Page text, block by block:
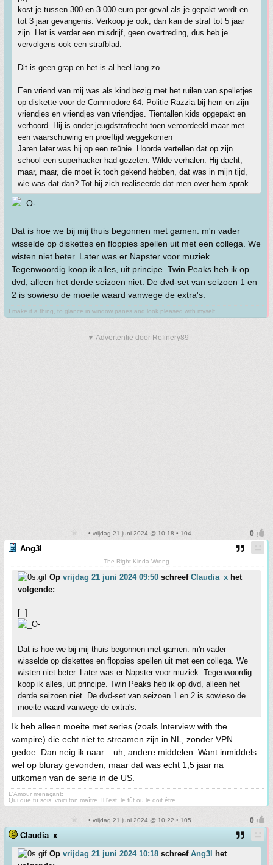
kost je tussen 300 en 3 000 euro per geval als je gepakt wordt en
tot 3 jaar gevangenis. Verkoop je ook, dan kan de straf tot 5 jaar
zijn. Het is verder een misdrijf, geen overtreding, dus heb je
vervolgens ook een strafblad.
Dit is geen grap en het is al heel lang zo.
Een vriend van mij was als kind bezig met het ruilen van spelletjes
op diskette voor de Commodore 64. Politie Razzia bij hem en zijn
vriendjes en vriendjes van vriendjes. Tientallen kids opgepakt en
verhoord. Hij is onder jeugdstrafrecht toen veroordeeld maar met
een waarschuwing en proeftijd weggekomen
Jaren later was hij op een reünie. Hoorde vertellen dat op zijn
school een superhacker had gezeten. Wilde verhalen. Hij dacht,
maar, maar, die moet ik toch gekend hebben, dat was in mijn tijd,
wie was dat dan? Tot hij zich realiseerde dat men over hem sprak
Dat is hoe we bij mij thuis begonnen met gamen: m'n vader
wisselde op diskettes en floppies spellen uit met een collega. We
wisten niet beter. Later was er Napster voor muziek.
Tegenwoordig koop ik alles, uit principe. Twin Peaks heb ik op
dvd, alleen het derde seizoen niet. De dvd-set van seizoen 1 en
2 is sowieso de moeite waard vanwege de extra's.
I make it a thing, to glance in window panes and look pleased with myself.
▼ Advertentie door Refinery89
• vrijdag 21 juni 2024 @ 10:18 • 104
Ang3l
The Right Kinda Wrong
Op vrijdag 21 juni 2024 09:50 schreef Claudia_x het
volgende:
[..]
Dat is hoe we bij mij thuis begonnen met gamen: m'n vader
wisselde op diskettes en floppies spellen uit met een collega. We
wisten niet beter. Later was er Napster voor muziek. Tegenwoordig
koop ik alles, uit principe. Twin Peaks heb ik op dvd, alleen het
derde seizoen niet. De dvd-set van seizoen 1 en 2 is sowieso de
moeite waard vanwege de extra's.
Ik heb alleen moeite met series (zoals Interview with the
vampire) die echt niet te streamen zijn in NL, zonder VPN
gedoe. Dan neig ik naar... uh, andere middelen. Want inmiddels
wel op bluray gevonden, maar dat was echt 1,5 jaar na
uitkomen van de serie in de US.
L'Amour menaçant:
Qui que tu sois, voici ton maître. Il l'est, le fût ou le doit être.
• vrijdag 21 juni 2024 @ 10:22 • 105
Claudia_x
Op vrijdag 21 juni 2024 10:18 schreef Ang3l
het